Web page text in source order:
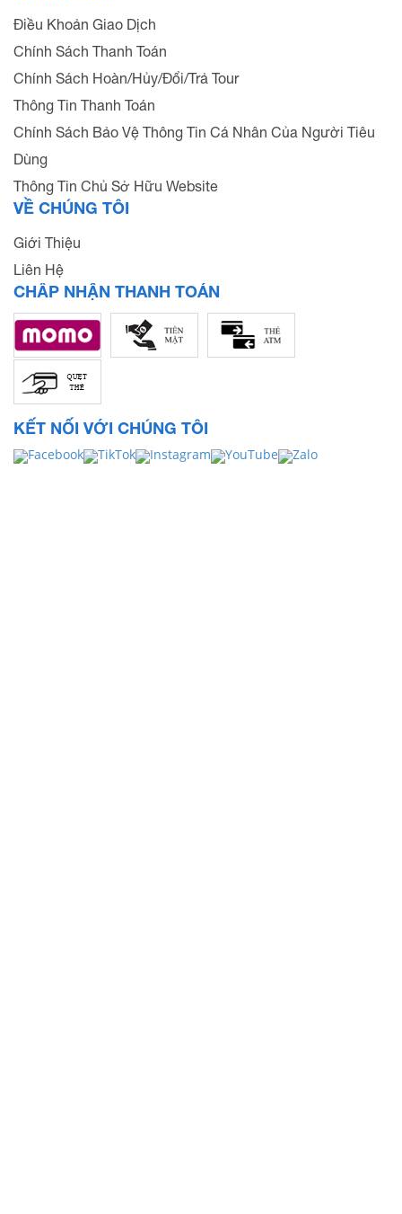
Điều Khoản Giao Dịch
Chính Sách Thanh Toán
Chính Sách Hoàn/Hủy/Đổi/Trả Tour
Thông Tin Thanh Toán
Chính Sách Bảo Vệ Thông Tin Cá Nhân Của Người Tiêu
Dùng
Thông Tin Chủ Sở Hữu Website
VỀ CHÚNG TÔI
Giới Thiệu
Liên Hệ
CHẤP NHẬN THANH TOÁN
KẾT NỐI VỚI CHÚNG TÔI